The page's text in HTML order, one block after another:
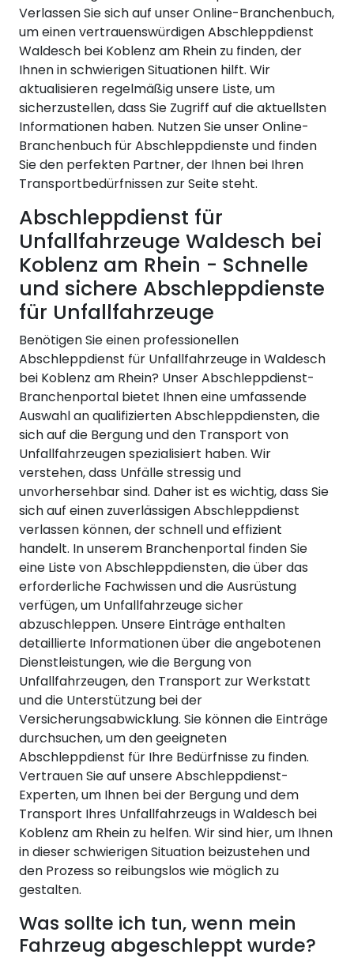
Verlassen Sie sich auf unser Online-Branchenbuch,
um einen vertrauenswürdigen Abschleppdienst
Waldesch bei Koblenz am Rhein zu finden, der
Ihnen in schwierigen Situationen hilft. Wir
aktualisieren regelmäßig unsere Liste, um
sicherzustellen, dass Sie Zugriff auf die aktuellsten
Informationen haben. Nutzen Sie unser Online-
Branchenbuch für Abschleppdienste und finden
Sie den perfekten Partner, der Ihnen bei Ihren
Transportbedürfnissen zur Seite steht.
Abschleppdienst für
Unfallfahrzeuge Waldesch bei
Koblenz am Rhein - Schnelle
und sichere Abschleppdienste
für Unfallfahrzeuge
Benötigen Sie einen professionellen
Abschleppdienst für Unfallfahrzeuge in Waldesch
bei Koblenz am Rhein? Unser Abschleppdienst-
Branchenportal bietet Ihnen eine umfassende
Auswahl an qualifizierten Abschleppdiensten, die
sich auf die Bergung und den Transport von
Unfallfahrzeugen spezialisiert haben. Wir
verstehen, dass Unfälle stressig und
unvorhersehbar sind. Daher ist es wichtig, dass Sie
sich auf einen zuverlässigen Abschleppdienst
verlassen können, der schnell und effizient
handelt. In unserem Branchenportal finden Sie
eine Liste von Abschleppdiensten, die über das
erforderliche Fachwissen und die Ausrüstung
verfügen, um Unfallfahrzeuge sicher
abzuschleppen. Unsere Einträge enthalten
detaillierte Informationen über die angebotenen
Dienstleistungen, wie die Bergung von
Unfallfahrzeugen, den Transport zur Werkstatt
und die Unterstützung bei der
Versicherungsabwicklung. Sie können die Einträge
durchsuchen, um den geeigneten
Abschleppdienst für Ihre Bedürfnisse zu finden.
Vertrauen Sie auf unsere Abschleppdienst-
Experten, um Ihnen bei der Bergung und dem
Transport Ihres Unfallfahrzeugs in Waldesch bei
Koblenz am Rhein zu helfen. Wir sind hier, um Ihnen
in dieser schwierigen Situation beizustehen und
den Prozess so reibungslos wie möglich zu
gestalten.
Was sollte ich tun, wenn mein
Fahrzeug abgeschleppt wurde?